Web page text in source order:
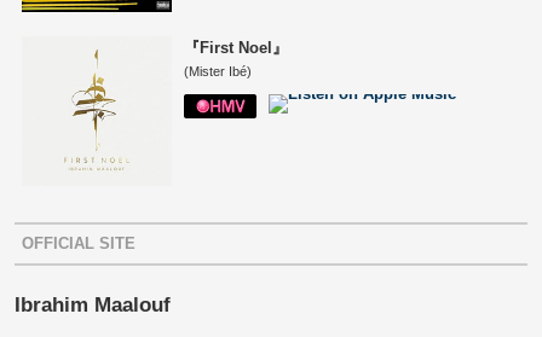
『First Noel』
(Mister Ibé)
OFFICIAL SITE
Ibrahim Maalouf